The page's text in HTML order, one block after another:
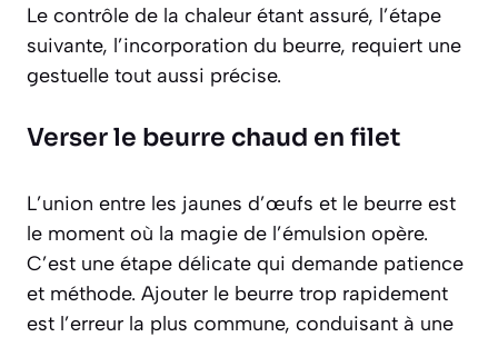
Le contrôle de la chaleur étant assuré, l’étape
suivante, l’incorporation du beurre, requiert une
gestuelle tout aussi précise.
Verser le beurre chaud en filet
L’union entre les jaunes d’œufs et le beurre est
le moment où la magie de l’émulsion opère.
C’est une étape délicate qui demande patience
et méthode. Ajouter le beurre trop rapidement
est l’erreur la plus commune, conduisant à une